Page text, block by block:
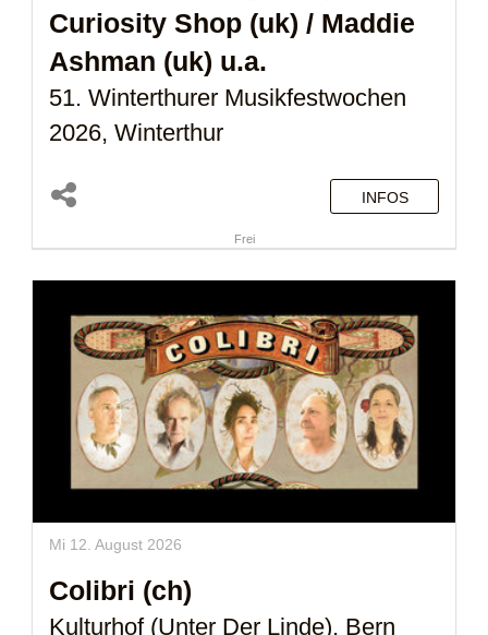
Curiosity Shop (uk) / Maddie
Ashman (uk) u.a.
51. Winterthurer Musikfestwochen
2026, Winterthur
INFOS
Frei
Mi 12. August 2026
Colibri (ch)
Kulturhof (Unter Der Linde), Bern